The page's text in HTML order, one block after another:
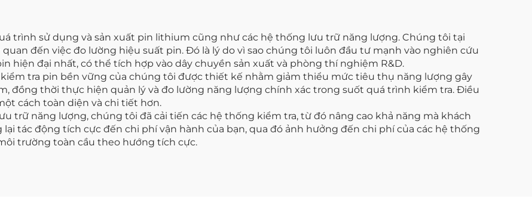
trình sử dụng và sản xuất pin lithium cũng như các hệ thống lưu trữ năng lượng. Chúng tôi tại
đến việc đo lường hiệu suất pin. Đó là lý do vì sao chúng tôi luôn đầu tư mạnh vào nghiên cứu
hiện đại nhất, có thể tích hợp vào dây chuyền sản xuất và phòng thí nghiệm R&D.
tra pin bền vững của chúng tôi được thiết kế nhằm giảm thiểu mức tiêu thụ năng lượng gây
đồng thời thực hiện quản lý và đo lường năng lượng chính xác trong suốt quá trình kiểm tra. Điều
cách toàn diện và chi tiết hơn.
trữ năng lượng, chúng tôi đã cải tiến các hệ thống kiểm tra, từ đó nâng cao khả năng mà khách
tác động tích cực đến chi phí vận hành của bạn, qua đó ảnh hưởng đến chi phí của các hệ thống
trường toàn cầu theo hướng tích cực.